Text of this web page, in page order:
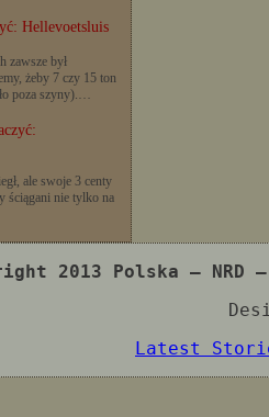
Hellevoetsluis
zawsze był
żeby 7 czy 15 ton
poza szyny).…
ale swoje 3 centy
ściągani nie tylko na
2013 Polska –
Latest